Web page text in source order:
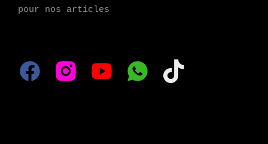
pour nos articles